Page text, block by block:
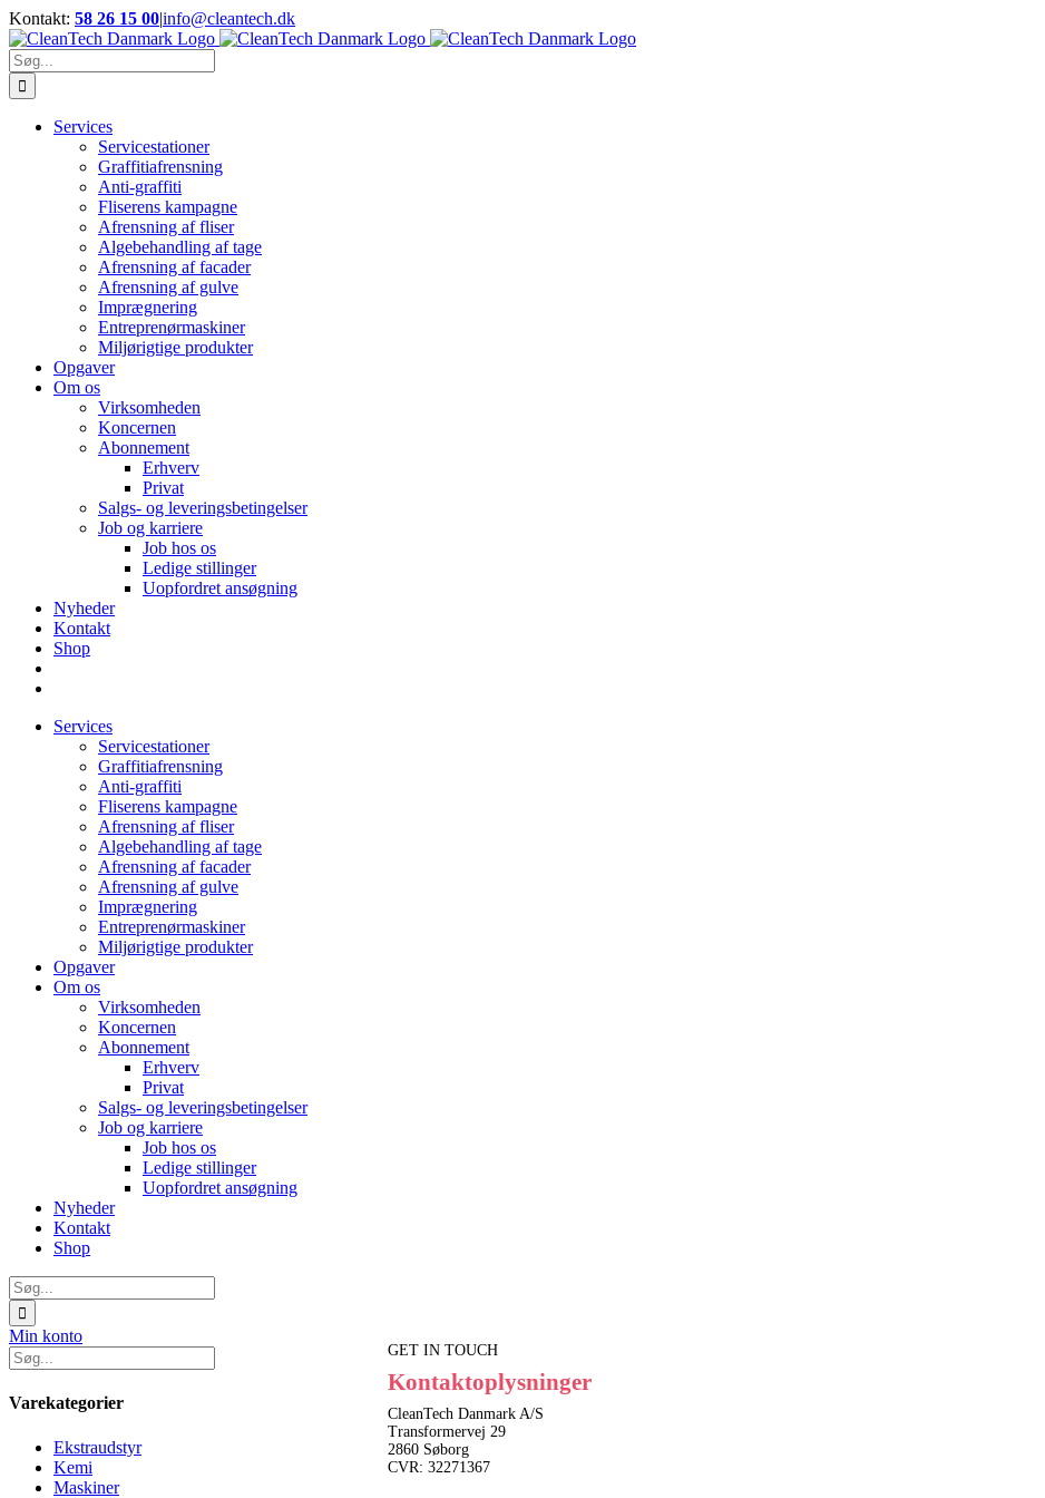
Skip
to
content
Kontakt: 58 26 15 00|info@cleantech.dk
Facebook
LinkedIn
YouTube
Søg
efter:
Services
Servicestationer
Graffitiafrensning
Anti-graffiti
Fliserens kampagne
Afrensning af fliser
Algebehandling af tage
Afrensning af facader
Afrensning af gulve
Imprægnering
Entreprenørmaskiner
Miljørigtige produkter
Opgaver
Om os
Virksomheden
Koncernen
Abonnement
Erhverv
Privat
Salgs- og leveringsbetingelser
Job og karriere
Job hos os
Ledige stillinger
Uopfordret ansøgning
Nyheder
Kontakt
Shop
Services
Servicestationer
Graffitiafrensning
Anti-graffiti
Fliserens kampagne
Afrensning af fliser
Algebehandling af tage
Afrensning af facader
Afrensning af gulve
Imprægnering
Entreprenørmaskiner
Miljørigtige produkter
Opgaver
Om os
Virksomheden
Koncernen
Abonnement
Erhverv
Privat
Salgs- og leveringsbetingelser
Job og karriere
Job hos os
Ledige stillinger
Uopfordret ansøgning
Nyheder
Kontakt
Shop
Søg
efter:
Min konto
Varekategorier
Ekstraudstyr
Kemi
Maskiner
GET IN TOUCH
Kontaktoplysninger
CleanTech Danmark A/S
Transformervej 29
2860 Søborg
CVR: 32271367